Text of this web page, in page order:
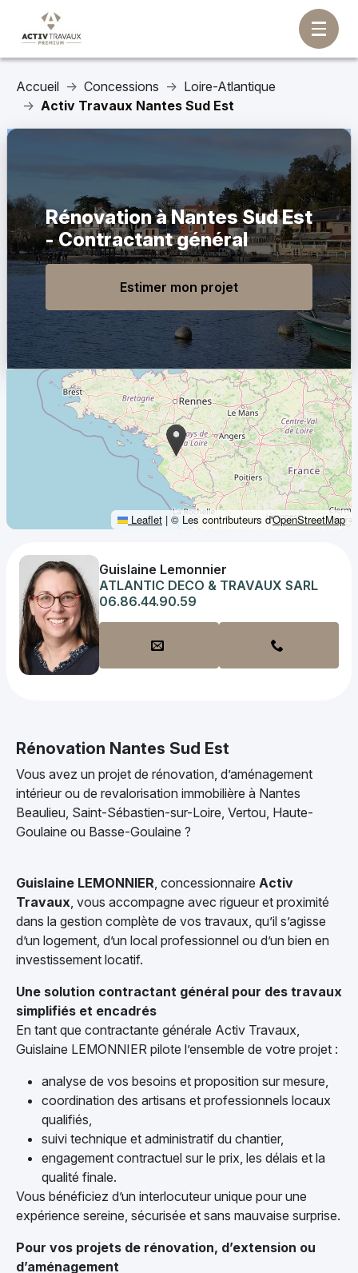
Accueil Concessions
Loire-Atlantique
Activ Travaux Nantes Sud Est
Rénovation à Nantes Sud Est
- Contractant général
Estimer mon projet
Leaflet | © Les contributeurs d'OpenStreetMap
Guislaine Lemonnier
ATLANTIC DECO & TRAVAUX SARL
06.86.44.90.59
Rénovation Nantes Sud Est
Vous avez un projet de rénovation, d’aménagement
intérieur ou de revalorisation immobilière à Nantes
Beaulieu, Saint-Sébastien-sur-Loire, Vertou, Haute-
Goulaine ou Basse-Goulaine ?
Guislaine LEMONNIER, concessionnaire Activ
Travaux, vous accompagne avec rigueur et proximité
dans la gestion complète de vos travaux, qu’il s’agisse
d’un logement, d’un local professionnel ou d’un bien en
investissement locatif.
Une solution contractant général pour des travaux
simplifiés et encadrés
En tant que contractante générale Activ Travaux,
Guislaine LEMONNIER pilote l’ensemble de votre projet :
analyse de vos besoins et proposition sur mesure,
coordination des artisans et professionnels locaux
qualifiés,
suivi technique et administratif du chantier,
engagement contractuel sur le prix, les délais et la
qualité finale.
Vous bénéficiez d’un interlocuteur unique pour une
expérience sereine, sécurisée et sans mauvaise surprise.
Pour vos projets de rénovation, d’extension ou
d’aménagement